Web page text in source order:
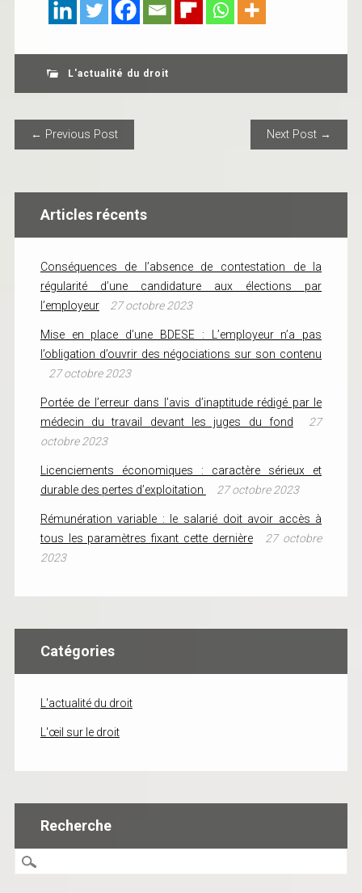
L'actualité du droit
POST NAVIGATION
← Previous Post Next Post →
Articles récents
Conséquences de l’absence de contestation de la
régularité d’une candidature aux élections par
l’employeur
27 octobre 2023
Mise en place d’une BDESE : L’employeur n’a pas
l’obligation d’ouvrir des négociations sur son contenu
27 octobre 2023
Portée de l’erreur dans l’avis d’inaptitude rédigé par le
médecin du travail devant les juges du fond
27
octobre 2023
Licenciements économiques : caractère sérieux et
durable des pertes d’exploitation
27 octobre 2023
Rémunération variable : le salarié doit avoir accès à
tous les paramètres fixant cette dernière
27 octobre
2023
Catégories
L'actualité du droit
L'œil sur le droit
Recherche